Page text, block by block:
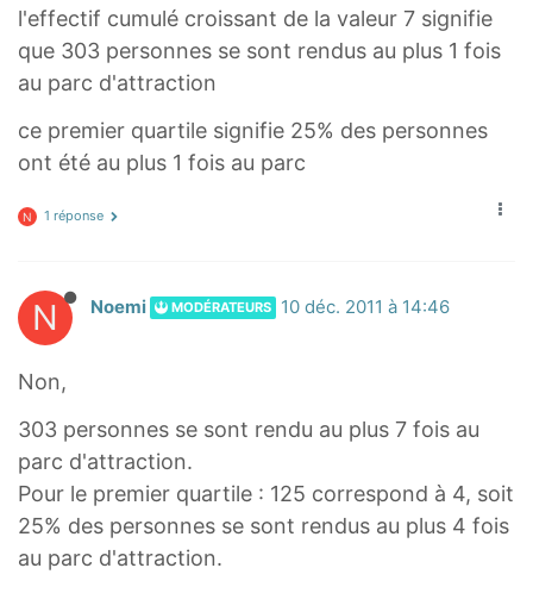
l'effectif cumulé croissant de la valeur 7 signifie
que 303 personnes se sont rendus au plus 1 fois
au parc d'attraction
ce premier quartile signifie 25% des personnes
ont été au plus 1 fois au parc
N 1 réponse
N Noemi MODÉRATEURS 10 déc. 2011 à 14:46
Non,
303 personnes se sont rendu au plus 7 fois au
parc d'attraction.
Pour le premier quartile : 125 correspond à 4, soit
25% des personnes se sont rendus au plus 4 fois
au parc d'attraction.